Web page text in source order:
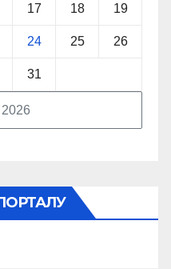
17 18 19
24 25 26
31